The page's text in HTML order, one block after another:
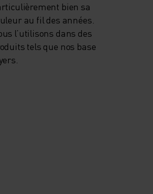
bien sa
au fil des années.
l’utilisons dans des
tels que nos base